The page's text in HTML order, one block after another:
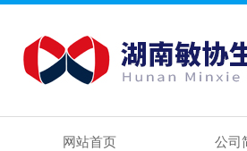
网站首页 公司